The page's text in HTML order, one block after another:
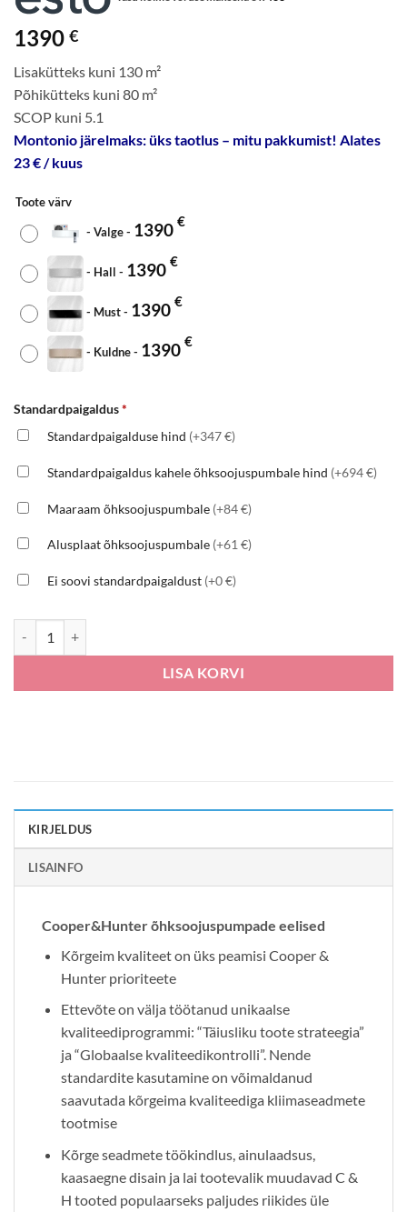
1390 €
Lisakütteks kuni 130 m²
Põhikütteks kuni 80 m²
SCOP kuni 5.1
Montonio järelmaks: üks taotlus – mitu pakkumist! Alates
23 € / kuus
Toote värv
- Valge- 1390 €
- Hall - 1390 €
- Must- 1390 €
- Kuldne- 1390 €
Standardpaigaldus*
Standardpaigalduse hind (+347 €)
Standardpaigaldus kahele õhksoojuspumbale hind (+694 €)
Maaraam õhksoojuspumbale (+84 €)
Alusplaat õhksoojuspumbale (+61 €)
Ei soovi standardpaigaldust (+0 €)
LISA KORVI
KIRJELDUS
LISAINFO
Cooper&Hunter õhksoojuspumpade eelised
Kõrgeim kvaliteet on üks peamisi Cooper &
Hunter prioriteete
Ettevõte on välja töötanud unikaalse
kvaliteediprogrammi: “Täiusliku toote strateegia”
ja “Globaalse kvaliteedikontrolli”. Nende
standardite kasutamine on võimaldanud
saavutada kõrgeima kvaliteediga kliimaseadmete
tootmise
Kõrge seadmete töökindlus, ainulaadsus,
kaasaegne disain ja lai tootevalik muudavad C &
H tooted populaarseks paljudes riikides üle